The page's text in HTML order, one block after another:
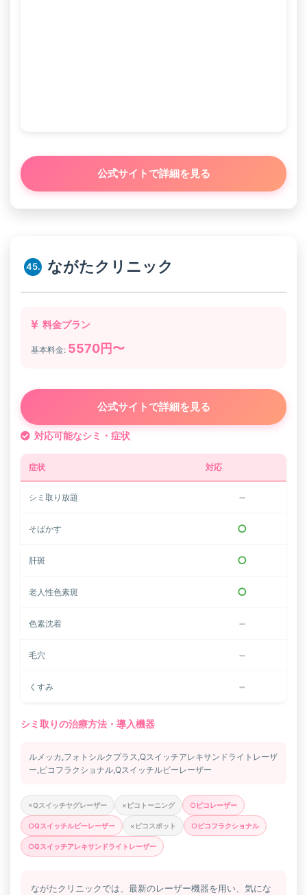
公式サイトで詳細を見る
45. ながたクリニック
料金プラン
基本料金: 5570円〜
公式サイトで詳細を見る
対応可能なシミ・症状
症状 対応
シミ取り放題 −
そばかす ○
肝斑 ○
老人性色素斑 ○
色素沈着 −
毛穴 −
くすみ −
シミ取りの治療方法・導入機器
ルメッカ,フォトシルクプラス,Qスイッチアレキサンドライトレーザ
ー,ピコフラクショナル,Qスイッチルビーレーザー
×Qスイッチヤグレーザー ×ピコトーニング ○ピコレーザー
○Qスイッチルビーレーザー ×ピコスポット ○ピコフラクショナル
○Qスイッチアレキサンドライトレーザー
ながたクリニックでは、最新のレーザー機器を用い、気にな